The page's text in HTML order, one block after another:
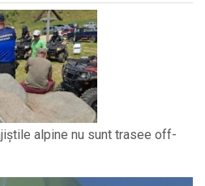
alpine nu sunt trasee off-